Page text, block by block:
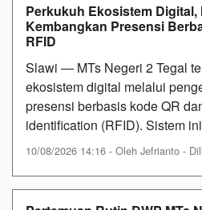
Perkukuh Ekosistem Digital,
Kembangkan Presensi
RFID
Slawi — MTs Negeri 2 Tegal
ekosistem digital melalui
presensi berbasis kode QR
identification (RFID). Sistem
10/08/2026 14:16 - Oleh Jefrianto -